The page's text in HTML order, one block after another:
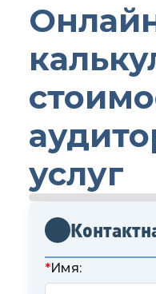
Прайс
Наши кейсы
Блог
Отзывы
Контакты
услуг
*Имя: